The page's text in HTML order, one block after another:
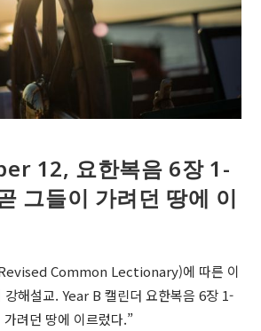
12, 요한복음 6장 1-
그들이 가려던 땅에 이
Common Lectionary)에 따른 이
강해설교. Year B 캘린더 요한복음 6장 1-
려던 땅에 이르렀다.”